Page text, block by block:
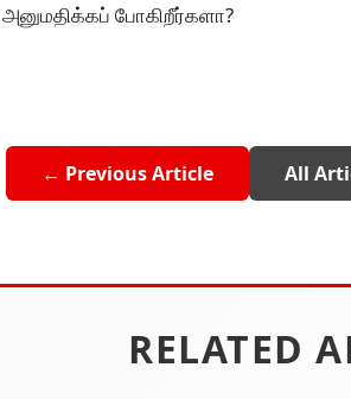
போகிறீர்களா?
← Previous Article All
RELATED